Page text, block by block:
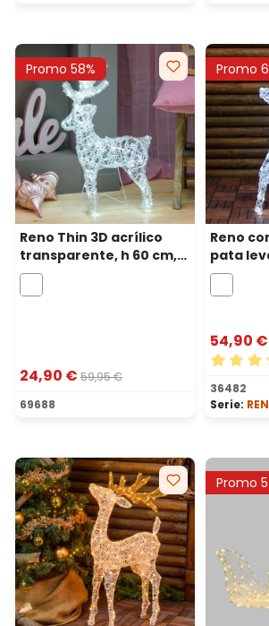
Promo 58%
Reno Thin 3D acrílico
transparente, h 60 cm,
120 led blanco frío
24,90 € 59,95 €
69688
Promo
Reno
pata
200 led
54,90 €
36482
Serie:
Promo